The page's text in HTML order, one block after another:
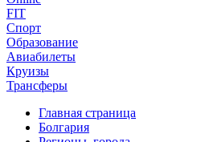
FIT
Спорт
Образование
Авиабилеты
Круизы
Трансферы
Главная страница
Болгария